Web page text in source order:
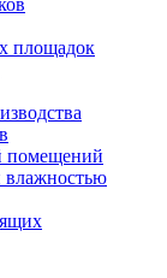
площадок
помещений
влажностью